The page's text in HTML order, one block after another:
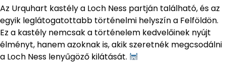
Az Urquhart kastély a Loch Ness partján található, és az
egyik leglátogatottabb történelmi helyszín a Felföldön.
Ez a kastély nemcsak a történelem kedvelőinek nyújt
élményt, hanem azoknak is, akik szeretnék megcsodálni
a Loch Ness lenyűgöző kilátását.